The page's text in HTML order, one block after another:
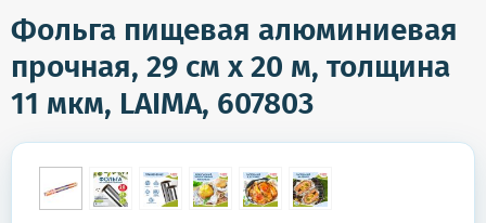
Фольга пищевая алюминиевая
прочная, 29 см х 20 м, толщина
11 мкм, LAIMA, 607803